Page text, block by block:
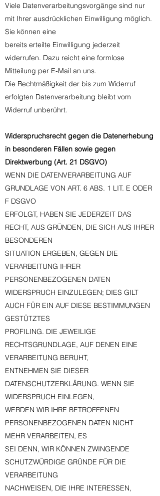
Viele Datenverarbeitungsvorgänge sind nur
mit Ihrer ausdrücklichen Einwilligung möglich.
Sie können eine
bereits erteilte Einwilligung jederzeit
widerrufen. Dazu reicht eine formlose
Mitteilung per E-Mail an uns.
Die Rechtmäßigkeit der bis zum Widerruf
erfolgten Datenverarbeitung bleibt vom
Widerruf unberührt.
Widerspruchsrecht gegen die Datenerhebung
in besonderen Fällen sowie gegen
Direktwerbung (Art. 21 DSGVO)
WENN DIE DATENVERARBEITUNG AUF
GRUNDLAGE VON ART. 6 ABS. 1 LIT. E ODER
F DSGVO
ERFOLGT, HABEN SIE JEDERZEIT DAS
RECHT, AUS GRÜNDEN, DIE SICH AUS IHRER
BESONDEREN
SITUATION ERGEBEN, GEGEN DIE
VERARBEITUNG IHRER
PERSONENBEZOGENEN DATEN
WIDERSPRUCH EINZULEGEN; DIES GILT
AUCH FÜR EIN AUF DIESE BESTIMMUNGEN
GESTÜTZTES
PROFILING. DIE JEWEILIGE
RECHTSGRUNDLAGE, AUF DENEN EINE
VERARBEITUNG BERUHT,
ENTNEHMEN SIE DIESER
DATENSCHUTZERKLÄRUNG. WENN SIE
WIDERSPRUCH EINLEGEN,
WERDEN WIR IHRE BETROFFENEN
PERSONENBEZOGENEN DATEN NICHT
MEHR VERARBEITEN, ES
SEI DENN, WIR KÖNNEN ZWINGENDE
SCHUTZWÜRDIGE GRÜNDE FÜR DIE
VERARBEITUNG
NACHWEISEN, DIE IHRE INTERESSEN,